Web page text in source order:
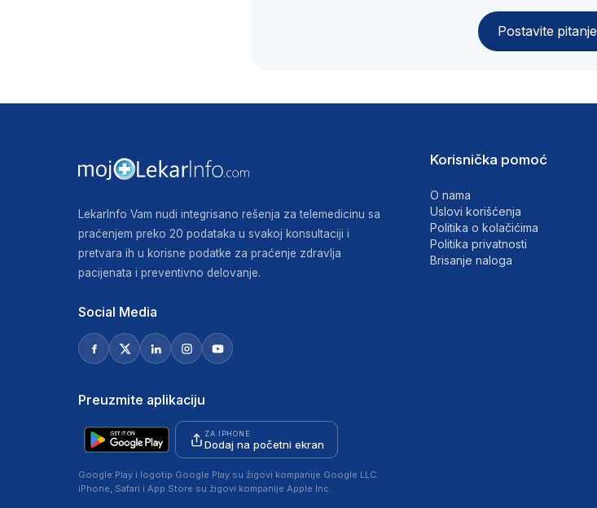
Postavite pitanje
LekarInfo Vam nudi integrisano rešenja za telemedicinu sa
praćenjem preko 20 podataka u svakoj konsultaciji i
pretvara ih u korisne podatke za praćenje zdravlja
pacijenata i preventivno delovanje.
Social Media
Preuzmite aplikaciju
ZA IPHONE
Dodaj na početni ekran
Google Play i logotip Google Play su žigovi kompanije Google LLC.
iPhone, Safari i App Store su žigovi kompanije Apple Inc.
Korisnička pomoć
O nama
Uslovi korišćenja
Politika o kolačićima
Politika privatnosti
Brisanje naloga